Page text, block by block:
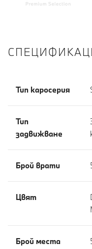
Тип каросерия
Тип
задвижване
Брой врати
Цвят
Брой места